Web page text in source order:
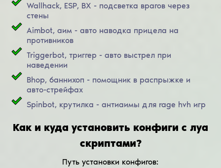
Wallhack, ESP, ВХ - подсветка врагов через
стены
Aimbot, аим - авто наводка прицела на
противников
Triggerbot, триггер - авто выстрел при
наведении
Bhop, баннихоп - помощник в распрыжке и
авто-стрейфах
Spinbot, крутилка - антиаимы для rage hvh игр
Как и куда установить конфиги с луа
скриптами?
Путь установки конфигов: